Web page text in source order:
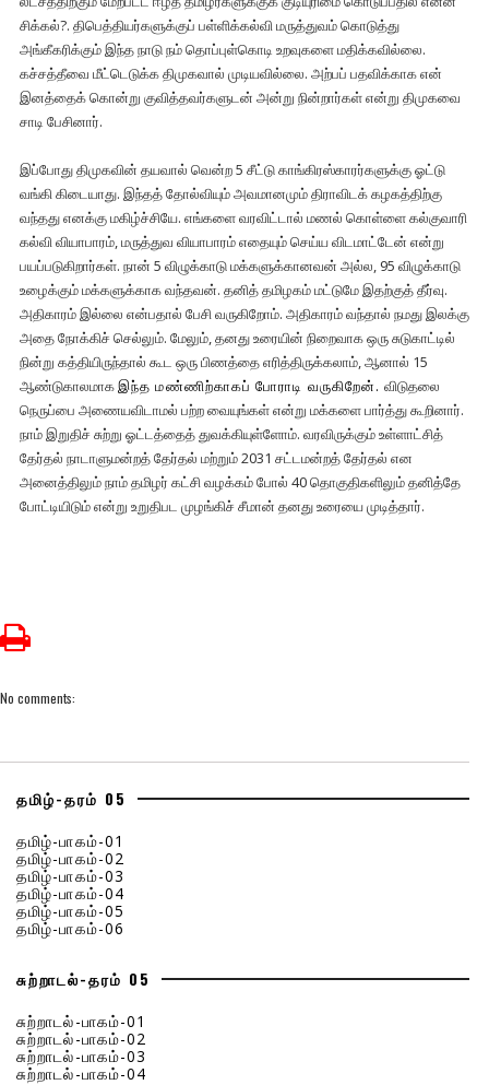
சிக்கல்?. திபெத்தியர்களுக்குப் பள்ளிக்கல்வி மருத்துவம் கொடுத்து
அங்கீகரிக்கும் இந்த நாடு நம் தொப்புள்கொடி உறவுகளை மதிக்கவில்லை.
கச்சத்தீவை மீட்டெடுக்க திமுகவால் முடியவில்லை. அற்பப் பதவிக்காக என்
இனத்தைக் கொன்று குவித்தவர்களுடன் அன்று நின்றார்கள் என்று திமுகவை
சாடி பேசினார்.
இப்போது திமுகவின் தயவால் வென்ற 5 சீட்டு காங்கிரஸ்காரர்களுக்கு ஓட்டு
வங்கி கிடையாது. இந்தத் தோல்வியும் அவமானமும் திராவிடக் கழகத்திற்கு
வந்தது எனக்கு மகிழ்ச்சியே. எங்களை வரவிட்டால் மணல் கொள்ளை கல்குவாரி
கல்வி வியாபாரம், மருத்துவ வியாபாரம் எதையும் செய்ய விடமாட்டேன் என்று
பயப்படுகிறார்கள். நான் 5 விழுக்காடு மக்களுக்கானவன் அல்ல, 95 விழுக்காடு
உழைக்கும் மக்களுக்காக வந்தவன். தனித் தமிழகம் மட்டுமே இதற்குத் தீர்வு.
அதிகாரம் இல்லை என்பதால் பேசி வருகிறோம். அதிகாரம் வந்தால் நமது இலக்கு
அதை நோக்கிச் செல்லும். மேலும், தனது உரையின் நிறைவாக ஒரு சுடுகாட்டில்
நின்று கத்தியிருந்தால் கூட ஒரு பிணத்தை எரித்திருக்கலாம், ஆனால் 15
ஆண்டுகாலமாகஇந்த மண்ணிற்காகப் போராடி வருகிறேன். விடுதலை
நெருப்பை அணையவிடாமல் பற்ற வையுங்கள் என்று மக்களை பார்த்து கூறினார்.
நாம் இறுதிச் சுற்று ஓட்டத்தைத் துவக்கியுள்ளோம். வரவிருக்கும் உள்ளாட்சித்
தேர்தல் நாடாளுமன்றத் தேர்தல் மற்றும் 2031 சட்டமன்றத் தேர்தல் என
அனைத்திலும் நாம் தமிழர் கட்சி வழக்கம் போல் 40 தொகுதிகளிலும் தனித்தே
போட்டியிடும் என்று உறுதிபட முழங்கிச் சீமான் தனது உரையை முடித்தார்.
No comments:
தமிழ்-தரம் 05
தமிழ்-பாகம்-01
தமிழ்-பாகம்-02
தமிழ்-பாகம்-03
தமிழ்-பாகம்-04
தமிழ்-பாகம்-05
தமிழ்-பாகம்-06
சுற்றாடல்-தரம் 05
சுற்றாடல்-பாகம்-01
சுற்றாடல்-பாகம்-02
சுற்றாடல்-பாகம்-03
சுற்றாடல்-பாகம்-04